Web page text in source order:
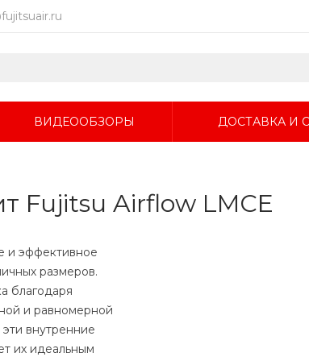
ВИДЕООБЗОРЫ ДОСТАВКА И
Fujitsu Airflow LMCE
и эффективное
размеров.
благодаря
и равномерной
внутренние
их идеальным